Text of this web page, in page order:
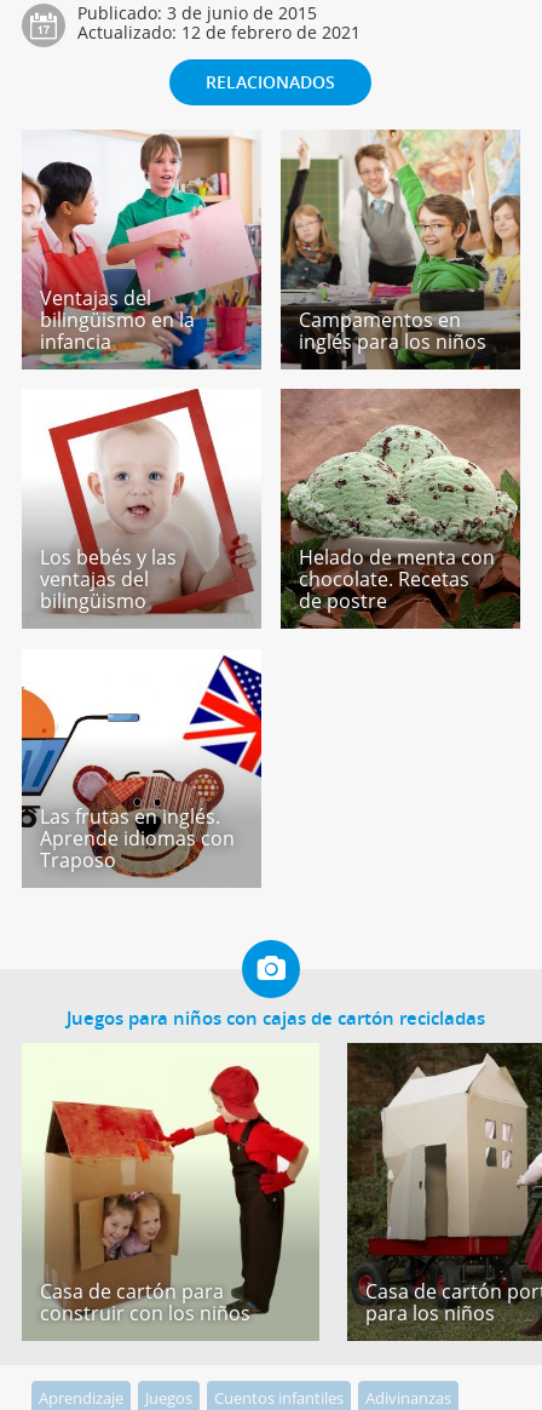
Publicado: 3 de junio de 2015
Actualizado: 12 de febrero de 2021
RELACIONADOS
Ventajas del
bilingüismo en la
infancia
Campamentos en
inglés para los niños
Los bebés y las
ventajas del
bilingüismo
Helado de menta con
chocolate. Recetas
de postre
Las frutas en inglés.
Aprende idiomas con
Traposo
Juegos para niños con cajas de cartón recicladas
Casa de cartón para
construir con los niños
Casa de cartón
para los niños
Aprendizaje Juegos Cuentos infantiles Adivinanzas